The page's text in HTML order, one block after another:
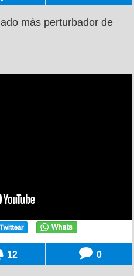
más perturbador de
12 0